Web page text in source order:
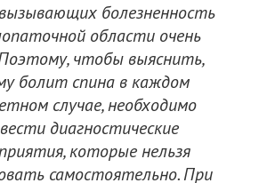
болезненность
области очень
чтобы выяснить,
болит спина в каждом
случае, необходимо
диагностические
которые нельзя
самостоятельно. При